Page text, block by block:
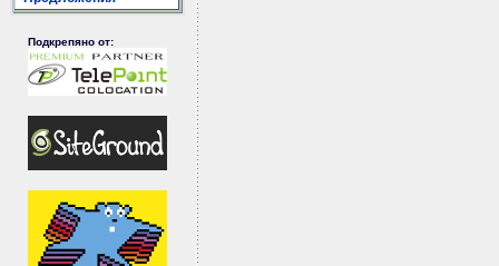
Подкрепяно от: